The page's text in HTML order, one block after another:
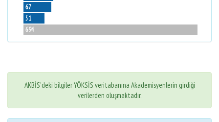
67
51
694
AKBİS'deki bilgiler YÖKSİS veritabanına Akademisyenlerin girdiği
verilerden oluşmaktadır.